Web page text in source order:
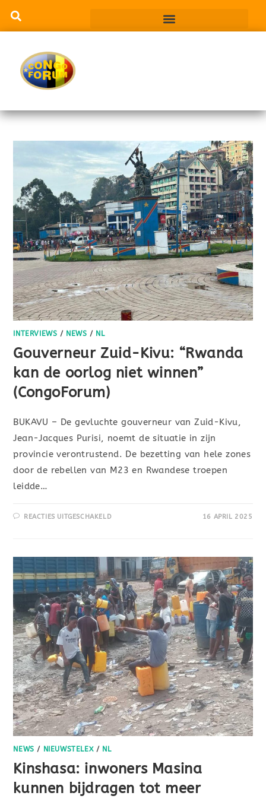
INTERVIEWS / NEWS / NL
Gouverneur Zuid-Kivu: “Rwanda
kan de oorlog niet winnen”
(CongoForum)
BUKAVU – De gevluchte gouverneur van Zuid-Kivu,
Jean-Jacques Purisi, noemt de situatie in zijn
provincie verontrustend. De bezetting van hele zones
door de rebellen van M23 en Rwandese troepen
leidde…
REACTIES UITGESCHAKELD 16 APRIL 2025
NEWS / NIEUWSTELEX/ NL
Kinshasa: inwoners Masina
kunnen bijdragen tot meer